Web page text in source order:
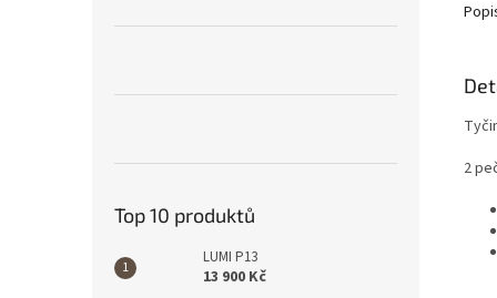
Top 10 produktů
LUMI P13
13 900 Kč
2